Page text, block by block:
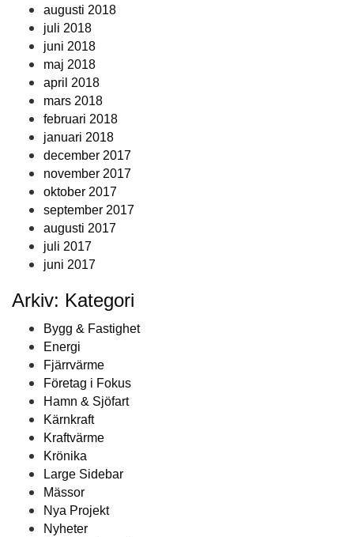
augusti 2018
juli 2018
juni 2018
maj 2018
april 2018
mars 2018
februari 2018
januari 2018
december 2017
november 2017
oktober 2017
september 2017
augusti 2017
juli 2017
juni 2017
Arkiv: Kategori
Bygg & Fastighet
Energi
Fjärrvärme
Företag i Fokus
Hamn & Sjöfart
Kärnkraft
Kraftvärme
Krönika
Large Sidebar
Mässor
Nya Projekt
Nyheter